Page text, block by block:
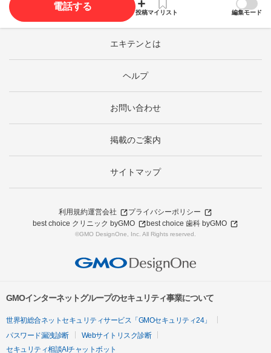
電話する
投稿マイリスト 編集モード
エキテンとは
ヘルプ
お問い合わせ
掲載のご案内
サイトマップ
利用規約運営会社
プライバシーポリシー
best choice クリニック byGMO
best choice 歯科 byGMO
©GMO DesignOne, Inc. All Rights reserved.
GMOインターネットグループのセキュリティ事業について
世界初総合ネットセキュリティサービス「GMOセキュリティ24」
パスワード漏洩診断
Webサイトリスク診断
セキュリティ相談AIチャットボット